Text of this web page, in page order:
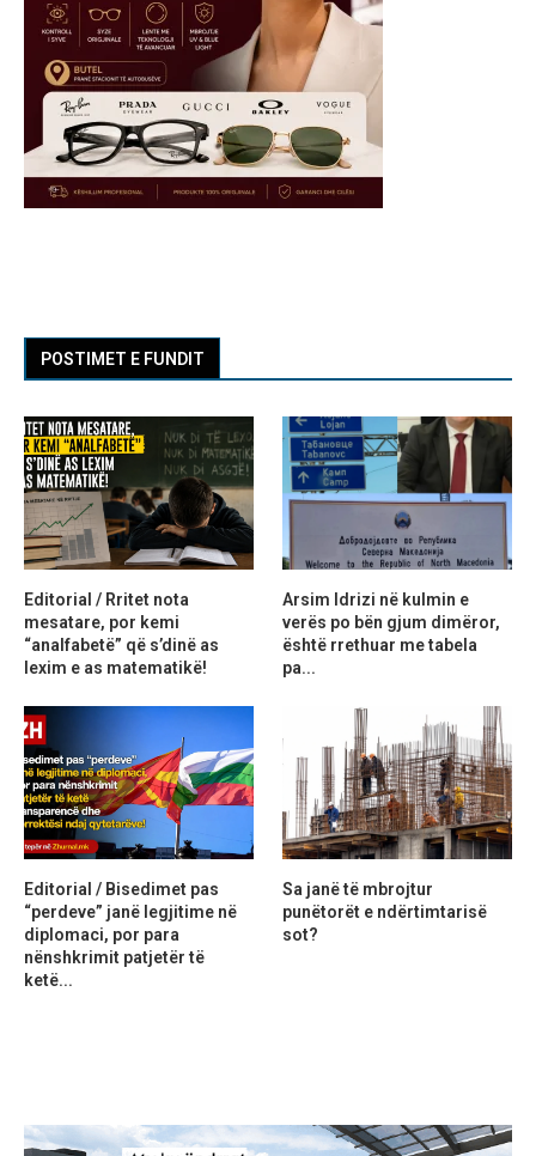
POSTIMET E FUNDIT
Editorial / Rritet nota
mesatare, por kemi
“analfabetë” që s’dinë as
lexim e as matematikë!
Arsim Idrizi në kulmin e
verës po bën gjum dimëror,
është rrethuar me tabela
pa...
Editorial / Bisedimet pas
“perdeve” janë legjitime në
diplomaci, por para
nënshkrimit patjetër të
ketë...
Sa janë të mbrojtur
punëtorët e ndërtimtarisë
sot?